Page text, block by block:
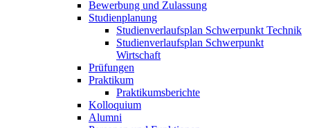
Bewerbung und Zulassung
Studienplanung
Studienverlaufsplan Schwerpunkt Technik
Studienverlaufsplan Schwerpunkt
Wirtschaft
Prüfungen
Praktikum
Praktikumsberichte
Kolloquium
Alumni